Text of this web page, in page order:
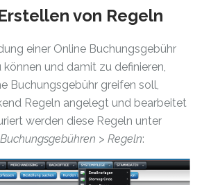
von Regeln
einer Online Buchungsgebühr
können und damit zu definieren,
Buchungsgebühr greifen soll,
Regeln angelegt und bearbeitet
werden diese Regeln unter
> Regeln: